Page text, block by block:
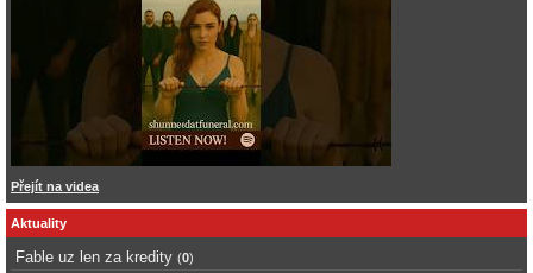
Přejít na videa
Aktuality
Fable uz len za kredity (0)